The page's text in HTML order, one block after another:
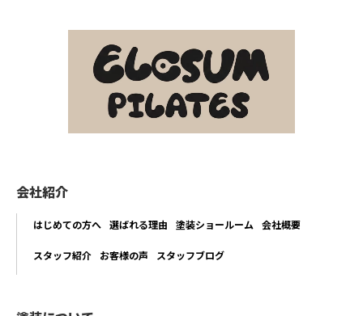
会社紹介
はじめての方へ 選ばれる理由 塗装ショールーム 会社概要
スタッフ紹介 お客様の声 スタッフブログ